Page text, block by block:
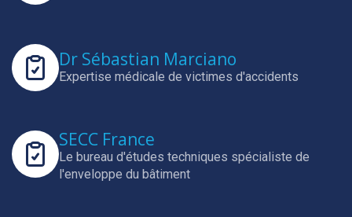
Dr Sébastian Marciano
Expertise médicale de victimes d'accidents
SECC France
Le bureau d'études techniques spécialiste de
l'enveloppe du bâtiment